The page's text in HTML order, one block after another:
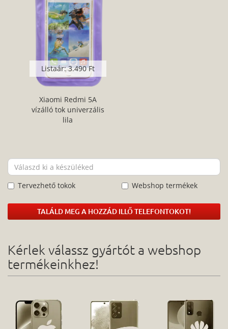
Listaár:3.490 Ft
Xiaomi Redmi 5A
vízálló tok univerzális
lila
Tervezhető tokok Webshop termékek
TALÁLD MEG A HOZZÁD ILLŐ TELEFONTOKOT!
Kérlek válassz gyártót a webshop
termékeinkhez!